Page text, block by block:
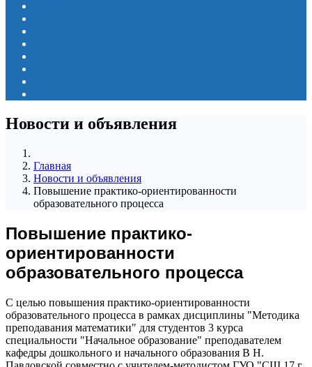
Новости и объявления
Главная
Новости и объявления
Повышение практико-ориентированности
образовательного процесса
Повышение практико-
ориентированности
образовательного процесса
С целью повышения практико-ориентированности
образовательного процесса в рамках дисциплины "Методика
преподавания математики" для студентов 3 курса
специальности "Начальное образование" преподавателем
кафедры дошкольного и начального образования В Н.